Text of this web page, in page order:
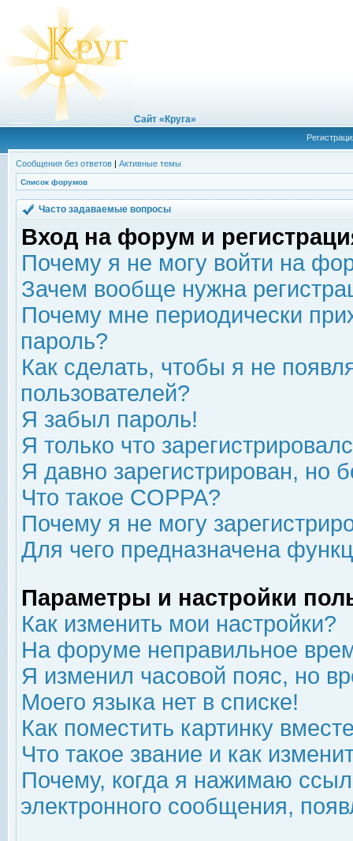
Сайт «Круга»
Сообщения без ответов | Активные темы
Список форумов
Часто задаваемые вопросы
Вход на форум и
Почему я не могу войти на
Зачем вообще нужна
Почему мне периодически
пароль?
Как сделать, чтобы я не
пользователей?
Я забыл пароль!
Я только что
Я давно зарегистрирован, но
Что такое COPPA?
Почему я не могу
Для чего предназначена
Параметры и настройки
Как изменить мои настройки?
На форуме неправильное
Я изменил часовой пояс, но
Моего языка нет в списке!
Как поместить картинку
Что такое звание и как
Почему, когда я нажимаю
электронного сообщения,